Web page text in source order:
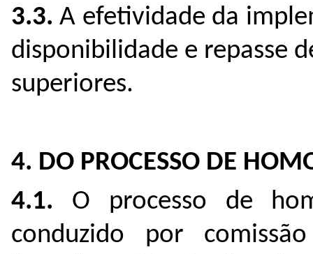
3.3. A efetividade da
disponibilidade e repasse
superiores.
4. DO PROCESSO DE
4.1. O processo de
conduzido por